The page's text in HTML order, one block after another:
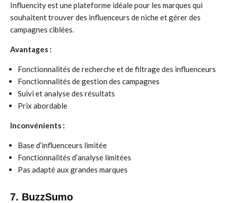
Influencity est une plateforme idéale pour les marques qui
souhaitent trouver des influenceurs de niche et gérer des
campagnes ciblées.
Avantages :
Fonctionnalités de recherche et de filtrage des influenceurs
Fonctionnalités de gestion des campagnes
Suivi et analyse des résultats
Prix abordable
Inconvénients :
Base d’influenceurs limitée
Fonctionnalités d’analyse limitées
Pas adapté aux grandes marques
7. BuzzSumo